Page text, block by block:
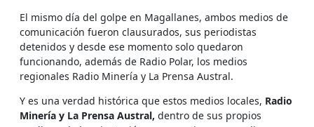
El mismo día del golpe en Magallanes, ambos medios de
comunicación fueron clausurados, sus periodistas
detenidos y desde ese momento solo quedaron
funcionando, además de Radio Polar, los medios
regionales Radio Minería y La Prensa Austral.
Y es una verdad histórica que estos medios locales, Radio
Minería y La Prensa Austral, dentro de sus propios